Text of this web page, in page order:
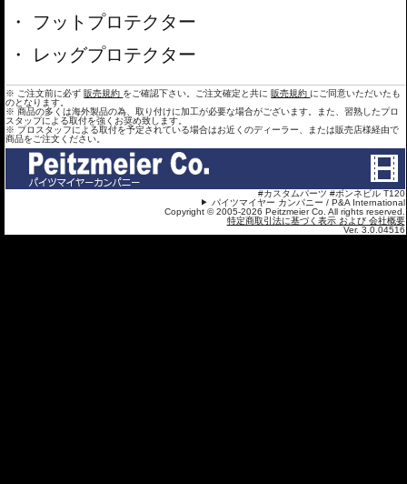
フットプロテクター
レッグプロテクター
※ ご注文前に必ず 販売規約 をご確認下さい。ご注文確定と共に 販売規約 にご同意いただいたも
のとなります。
※ 商品の多くは海外製品の為、取り付けに加工が必要な場合がございます。また、習熟したプロ
スタップによる取付を強くお奨め致します。
※ プロスタッフによる取付を予定されている場合はお近くのディーラー、または販売店様経由で
商品をご注文ください。
#カスタムパーツ #ボンネビル T120
パイツマイヤー カンパニー / P&A International
Copyright © 2005-2026 Peitzmeier Co. All rights reserved.
特定商取引法に基づく表示 および 会社概要
Ver. 3.0.04516